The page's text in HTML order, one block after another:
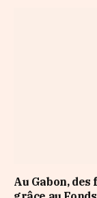
Au Gabon,